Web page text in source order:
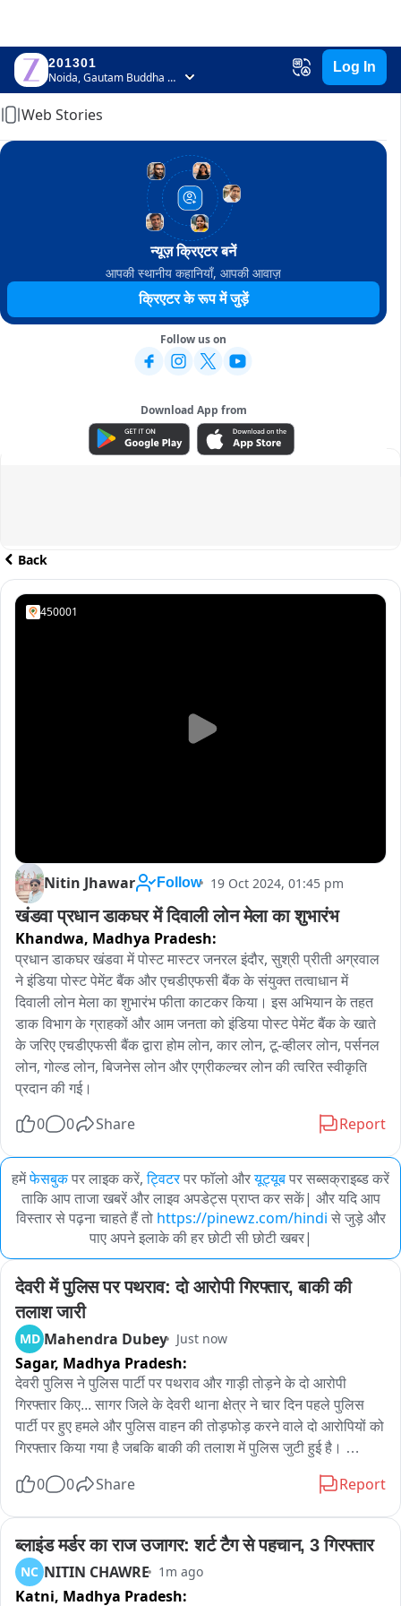
201301
Noida, Gautam Buddha Nagar, Uttar Pradesh
Log In
Home
Web Stories
न्यूज़ क्रिएटर बनें
आपकी स्थानीय कहानियाँ, आपकी आवाज़
क्रिएटर के रूप में जुड़ें
Follow us on
Download App from
ADVERTISEMENT
Back
450001
Nitin Jhawar Follow 19 Oct 2024, 01:45 pm
खंडवा प्रधान डाकघर में दिवाली लोन मेला का शुभारंभ
Khandwa, Madhya Pradesh:
प्रधान डाकघर खंडवा में पोस्ट मास्टर जनरल इंदौर, सुश्री प्रीती अग्रवाल
ने इंडिया पोस्ट पेमेंट बैंक और एचडीएफसी बैंक के संयुक्त तत्वाधान में
दिवाली लोन मेला का शुभारंभ फीता काटकर किया। इस अभियान के तहत
डाक विभाग के ग्राहकों और आम जनता को इंडिया पोस्ट पेमेंट बैंक के खाते
के जरिए एचडीएफसी बैंक द्वारा होम लोन, कार लोन, टू-व्हीलर लोन, पर्सनल
लोन, गोल्ड लोन, बिजनेस लोन और एग्रीकल्चर लोन की त्वरित स्वीकृति
प्रदान की गई।
0
0 Share Report
हमेंफेसबुकपर लाइक करें, ट्विटरपर फॉलो औरयूट्यूबपर सब्सक्राइब्ड करें
ताकि आप ताजा खबरें और लाइव अपडेट्स प्राप्त कर सकें| और यदि आप
विस्तार से पढ़ना चाहते हैं तो https://pinewz.com/hindi से जुड़े और
पाए अपने इलाके की हर छोटी सी छोटी खबर|
देवरी में पुलिस पर पथराव: दो आरोपी गिरफ्तार, बाकी की
तलाश जारी
MD Mahendra Dubey Just now
Sagar, Madhya Pradesh:
देवरी पुलिस ने पुलिस पार्टी पर पथराव और गाड़ी तोड़ने के दो आरोपी
गिरफ्तार किए... सागर जिले के देवरी थाना क्षेत्र ने चार दिन पहले पुलिस
पार्टी पर हुए हमले और पुलिस वाहन की तोड़फोड़ करने वाले दो आरोपियों को
गिरफ्तार किया गया है जबकि बाकी की तलाश में पुलिस जुटी हुई है।
के जंगल में डेढ़ से दो हजार की संख्या में ग्रामीण जंगल की जमीन से हीरे
खुदाई कर रहे थे, फॉरेस्ट टीम ने रोकने की कोशिश की लेकिन लोग भी माने
तो फारेस्ट विभाग ने देवरी पुलिस को सूचना दी और मौके पर पहुंची पुलिस ने
लोगों को रोका और जंगल से बाहर जाने के लिए कहा , लोग मान भी गए
लेकिन जाते हुए लोगों ने अचानक पुलिस टीम पर पथराव का दिया जिसने दो
0 0 Share Report
ब्लाइंड मर्डर का राज उजागर: शर्ट टैग से पहचान, 3 गिरफ्तार
NC NITIN CHAWRE 1m ago
Katni, Madhya Pradesh: